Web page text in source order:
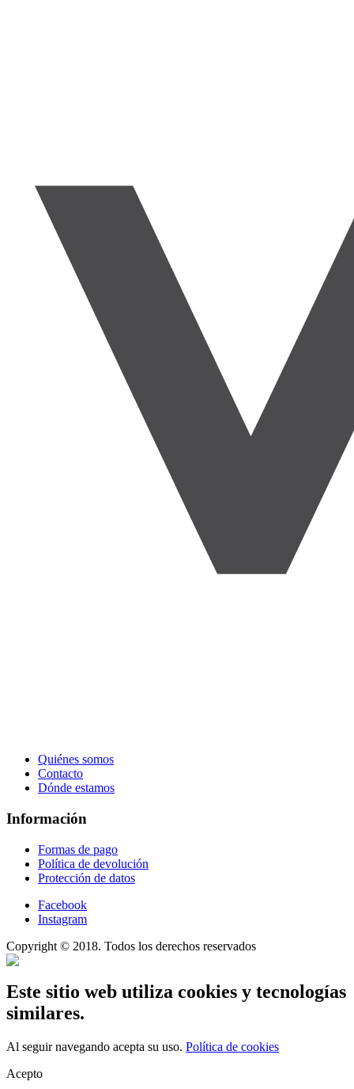
Quiénes somos
Contacto
Dónde estamos
Información
Formas de pago
Política de devolución
Protección de datos
Facebook
Instagram
Copyright © 2018. Todos los derechos reservados
Este sitio web utiliza cookies y tecnologías
similares.
Al seguir navegando acepta su uso. Política de cookies
Acepto